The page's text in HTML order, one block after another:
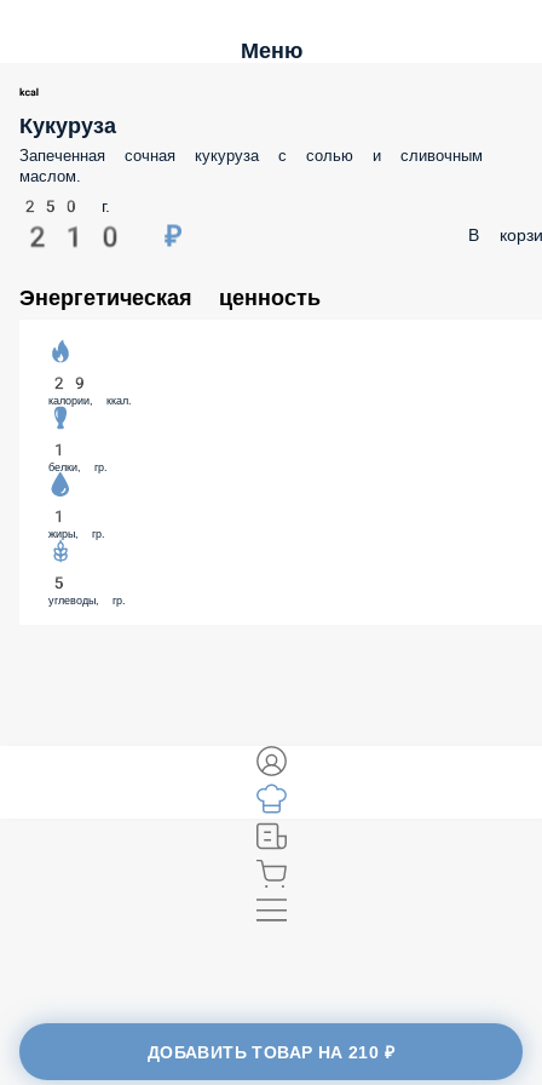
Меню
Кукуруза
Запеченная сочная кукуруза с солью и сливочным маслом.
250 г.
210 ₽
29
калории, ккал.
1
белки, гр.
1
жиры, гр.
5
углеводы, гр.
ДОБАВИТЬ ТОВАР НА210 ₽